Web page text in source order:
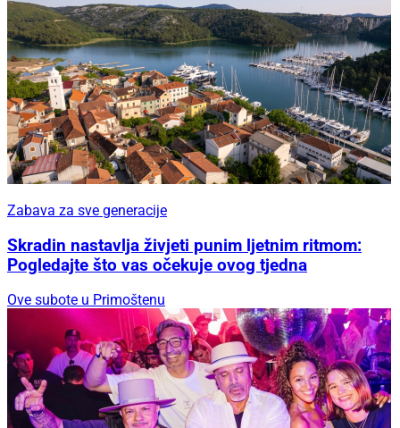
Zabava za sve generacije
Skradin nastavlja živjeti punim ljetnim ritmom:
Pogledajte što vas očekuje ovog tjedna
Ove subote u Primoštenu